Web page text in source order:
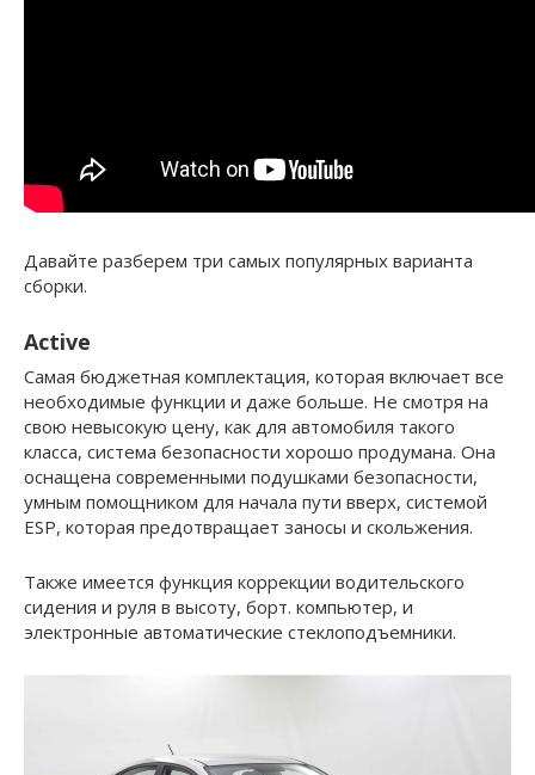
Давайте разберем три самых популярных варианта
сборки.
Active
Cамая бюджетная комплектация, которая включает все
необходимые функции и даже больше. Не смотря на
свою невысокую цену, как для автомобиля такого
класса, система безопасности хорошо продумана. Она
оснащена современными подушками безопасности,
умным помощником для начала пути вверх, системой
ESP, которая предотвращает заносы и скольжения.
Также имеется функция коррекции водительского
сидения и руля в высоту, борт. компьютер, и
электронные автоматические стеклоподъемники.